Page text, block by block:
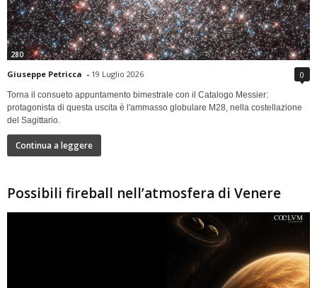
280
Giuseppe Petricca - 19 Luglio 2026 0
Torna il consueto appuntamento bimestrale con il Catalogo Messier:
protagonista di questa uscita è l'ammasso globulare M28, nella costellazione
del Sagittario.
Continua a leggere
Possibili fireball nell’atmosfera di Venere